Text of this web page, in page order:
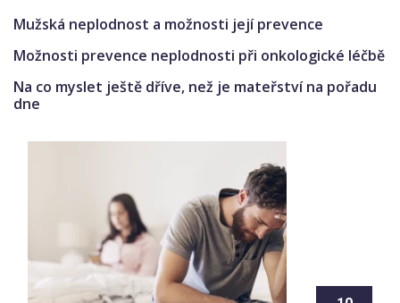
Mužská neplodnost a možnosti její prevence
Možnosti prevence neplodnosti při onkologické léčbě
Na co myslet ještě dříve, než je mateřství na pořadu
dne